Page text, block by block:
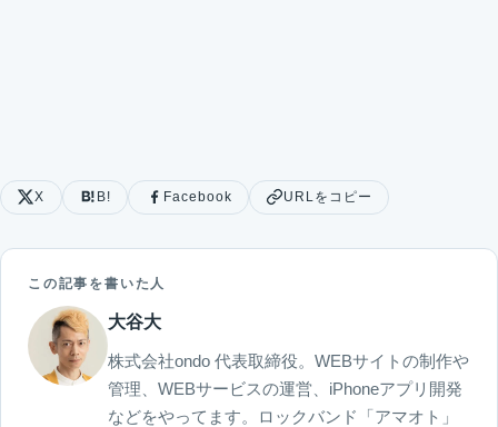
X B! Facebook URLをコピー
この記事を書いた人
大谷大
株式会社ondo 代表取締役。WEBサイトの制作や
管理、WEBサービスの運営、iPhoneアプリ開発
などをやってます。ロックバンド「アマオト」